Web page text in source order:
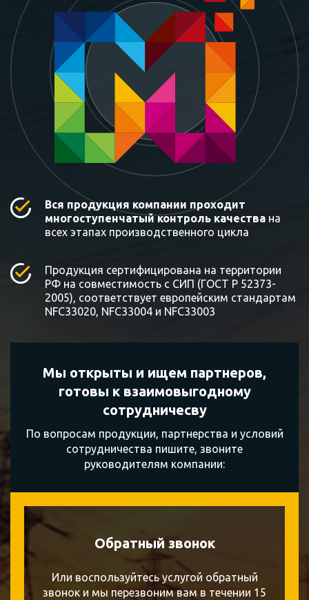
Вся продукция компании проходит
многоступенчатый контроль качества на
всех этапах производственного цикла
Продукция сертифицирована на территории
РФ на совместимость с СИП (ГОСТ Р 52373-
2005), соответствует европейским стандартам
NFC33020, NFC33004 и NFC33003
Мы открыты и ищем партнеров,
готовы квзаимовыгодному
сотрудничесву
По вопросам продукции, партнерства и условий
сотрудничества пишите, звоните
руководителям компании:
Обратный звонок
Или воспользуйтесь услугой обратный
звонок и мы перезвоним вам в течении 15